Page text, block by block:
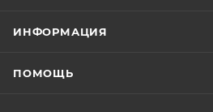
ИНФОРМАЦИЯ
ПОМОЩЬ